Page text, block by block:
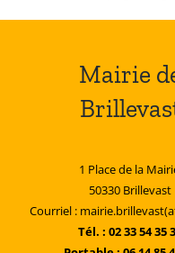
Mairie
1 Place de la
50330 Brillevast
Courriel :
Tél. : 02 33 54 35